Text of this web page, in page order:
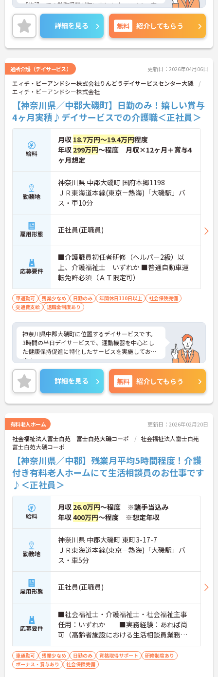
「施設」での勤務経験が無い方にもオススメの、充
実の受け入れ態勢が完備されています。2016年4月
に東京都港区の本社近くに「研修センター」がOPE
N！模擬施設となっており、全職種共通でリアルな
研修が受けられます。このような取り組みも業界で
は非常にめずらしいものとなっており、社員思いの
く働くにはオススメの環境です。
詳細を見る 無料 紹介してもらう
通所介護（デイサービス） 更新日：2026年04月06日
エィチ・ビーアンドシー株式会社りんどうデイサービスセンター大磯
エィチ・ビーアンドシー株式会社
【神奈川県／中郡大磯町】日勤のみ！嬉しい賞与
4ヶ月実積♪デイサービスでの介護職＜正社員＞
給料
月収 18.7万円～19.4万円程度
年収 299万円～程度 月収×12ヶ月＋賞与4
ヶ月想定
勤務地
神奈川県 中郡大磯町 国府本郷1198
ＪＲ東海道本線(東京－熱海)「大磯駅」バ
ス・車10分
雇用形態 正社員(正職員)
応募要件
■介護職員初任者研修（ヘルパー2級）以
上、介護福祉士 いずれか ■普通自動車運
転免許必須（ＡＴ限定可）
車通勤可 残業少なめ 日勤のみ 年間休日110日以上
社会保険完備
交通費支給
退職金制度あり
神奈川県中郡大磯町に位置するデイサービスです。
3時間の半日デイサービスで、運動機器を中心とし
た健康保持促進に特化したサービスを実施しており
ます。
比較的介護度が低いご利用者様が多く、介護の負担
も少なめです。リハビリの知識も深まり、働きなが
らスキルアップも目指せる環境です。
ご興味のある方には、面接対策ポイントなど、さら
に詳細をお話しいたしますのでお気軽にご相談くだ
詳細を見る 無料 紹介してもらう
有料老人ホーム 更新日：2026年02月20日
社会福祉法人富士白苑 富士白苑大磯コーポ
社会福祉法人富士白苑
富士白苑大磯コーポ
【神奈川県／中郡】残業月平均5時間程度！介護
付き有料老人ホームにて生活相談員のお仕事です
♪＜正社員＞
給料
月収 26.0万円～程度 ※諸手当込み
年収400万円～程度 ※想定年収
勤務地
神奈川県 中郡大磯町 東町3-17-7
ＪＲ東海道本線(東京－熱海)「大磯駅」バ
ス・車5分
雇用形態 正社員(正職員)
応募要件
■社会福祉士・介護福祉士・社会福祉主事
任用：いずれか ■実務経験：あれば尚
可（高齢者施設における生活相談員業務経
験） ※PCスキル：介護ソフト操作、表
作成、案内文作成等が出来る程度のスキ
ル ■普通自動車運転免許（AT限定
車通勤可 残業少なめ 日勤のみ 資格取得サポート
研修制度あり
ボーナス・賞与あり
社会保険完備